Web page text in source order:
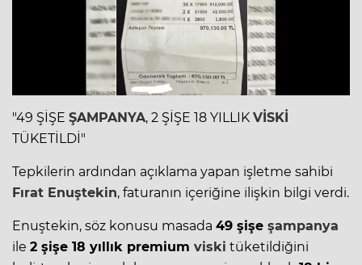
"49 ŞİŞE ŞAMPANYA, 2 ŞİŞE 18 YILLIK VİSKİ
TÜKETİLDİ"
Tepkilerin ardından açıklama yapan işletme sahibi
Fırat Enuştekin, faturanın içeriğine ilişkin bilgi verdi.
Enuştekin, söz konusu masada 49 şişe şampanya
ile 2 şişe 18 yıllık premium viski tüketildiğini